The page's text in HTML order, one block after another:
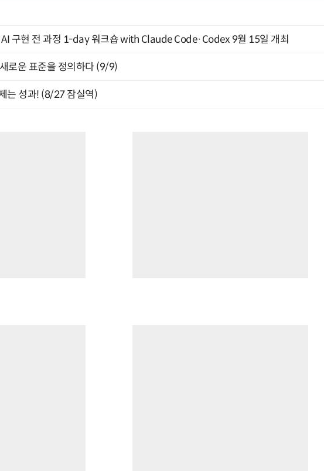
구현 전 과정 1-day 워크숍 with Claude Code·Codex 9월 15일 개최
로운 표준을 정의하다 (9/9)
는 성과! (8/27 잠실역)